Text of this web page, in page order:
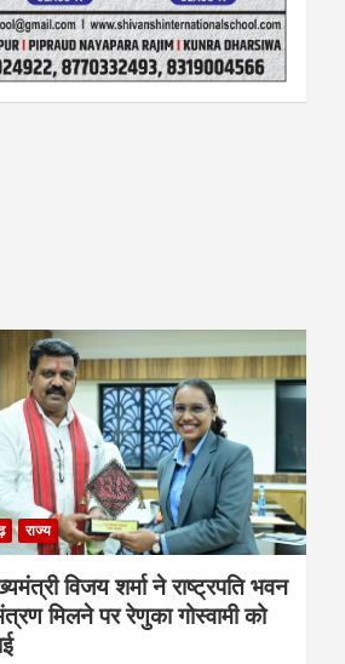
राज्य
विजय शर्मा ने राष्ट्रपति भवन
मिलने पर रेणुका गोस्वामी को